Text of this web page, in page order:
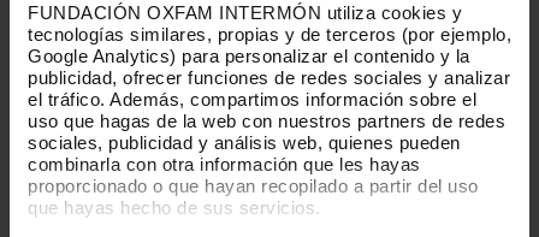
FUNDACIÓN OXFAM INTERMÓN utiliza cookies y
tecnologías similares, propias y de terceros (por ejemplo,
Google Analytics) para personalizar el contenido y la
publicidad, ofrecer funciones de redes sociales y analizar
el tráfico. Además, compartimos información sobre el
uso que hagas de la web con nuestros partners de redes
sociales, publicidad y análisis web, quienes pueden
combinarla con otra información que les hayas
proporcionado o que hayan recopilado a partir del uso
que hayas hecho de sus servicios.
-una estratègia per a les xarxes socials amb imatges i
plantilles
un comunicat de premsa que pots adaptar a les
teves necessitats
-el nostre suport durant tot el procés.
La Pel·lícula: FRUITS AMARGS (THE PICKERS)